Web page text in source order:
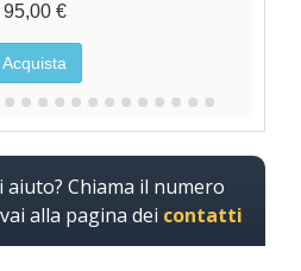
85,00 €
Acquista
aiuto? Chiama il numero
alla pagina dei contatti